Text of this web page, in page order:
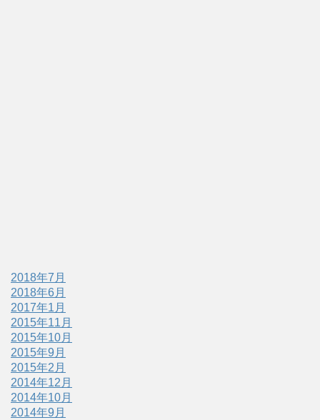
2018年7月
2018年6月
2017年1月
2015年11月
2015年10月
2015年9月
2015年2月
2014年12月
2014年10月
2014年9月